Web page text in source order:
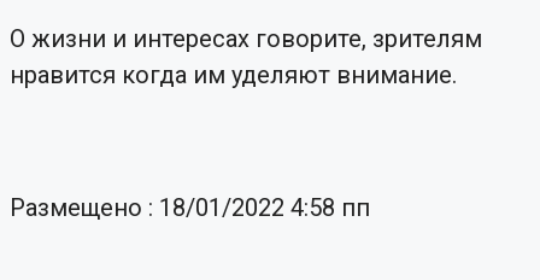
О жизни и интересах говорите, зрителям
нравится когда им уделяют внимание.
Размещено : 18/01/2022 4:58 пп